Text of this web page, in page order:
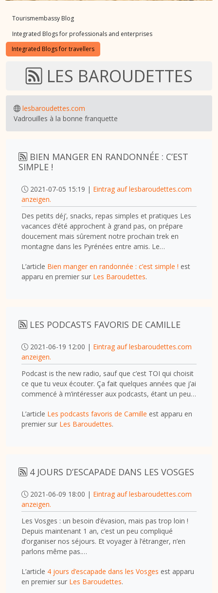
Tourismembassy Blog
Integrated Blogs for professionals and enterprises
Integrated Blogs for travellers
LES BAROUDETTES
lesbaroudettes.com
Vadrouilles à la bonne franquette
BIEN MANGER EN RANDONNÉE : C’EST
SIMPLE !
2021-07-05 15:19 | Eintrag auf lesbaroudettes.com
anzeigen.
Des petits déj’, snacks, repas simples et pratiques Les
vacances d’été approchent à grand pas, on prépare
doucement mais sûrement notre prochain trek en
montagne dans les Pyrénées entre amis. Le…
L’article Bien manger en randonnée : c’est simple ! est
apparu en premier sur Les Baroudettes.
LES PODCASTS FAVORIS DE CAMILLE
2021-06-19 12:00 | Eintrag auf lesbaroudettes.com
anzeigen.
Podcast is the new radio, sauf que c’est TOI qui choisit
ce que tu veux écouter. Ça fait quelques années que j’ai
commencé à m’intéresser aux podcasts, étant un peu…
L’article Les podcasts favoris de Camille est apparu en
premier sur Les Baroudettes.
4 JOURS D’ESCAPADE DANS LES VOSGES
2021-06-09 18:00 | Eintrag auf lesbaroudettes.com
anzeigen.
Les Vosges : un besoin d’évasion, mais pas trop loin !
Depuis maintenant 1 an, c’est un peu compliqué
d’organiser nos séjours. Et voyager à l’étranger, n’en
parlons même pas.…
L’article 4 jours d’escapade dans les Vosges est apparu
en premier sur Les Baroudettes.